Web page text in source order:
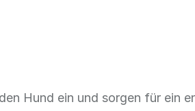
Hund ein und sorgen für ein